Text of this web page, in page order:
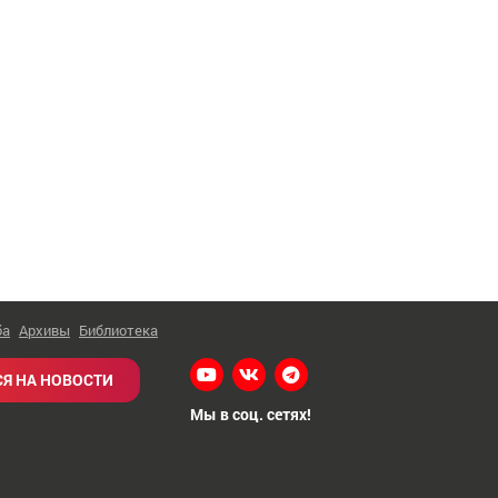
Архивы Библиотека
НА НОВОСТИ
Мы в соц. сетях!